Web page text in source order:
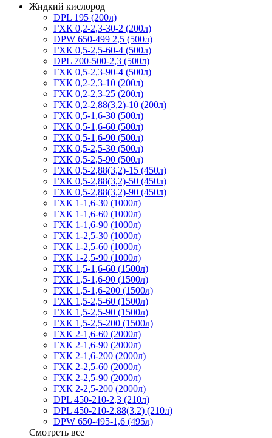
Жидкий кислород
DPL 195 (200л)
ГХК 0,2-2,3-30-2 (200л)
DPW 650-499 2,5 (500л)
ГХК 0,5-2,5-60-4 (500л)
DPL 700-500-2,3 (500л)
ГХК 0,5-2,3-90-4 (500л)
ГХК 0,2-2,3-10 (200л)
ГХК 0,2-2,3-25 (200л)
ГХК 0,2-2,88(3,2)-10 (200л)
ГХК 0,5-1,6-30 (500л)
ГХК 0,5-1,6-60 (500л)
ГХК 0,5-1,6-90 (500л)
ГХК 0,5-2,5-30 (500л)
ГХК 0,5-2,5-90 (500л)
ГХК 0,5-2,88(3,2)-15 (450л)
ГХК 0,5-2,88(3,2)-50 (450л)
ГХК 0,5-2,88(3,2)-90 (450л)
ГХК 1-1,6-30 (1000л)
ГХК 1-1,6-60 (1000л)
ГХК 1-1,6-90 (1000л)
ГХК 1-2,5-30 (1000л)
ГХК 1-2,5-60 (1000л)
ГХК 1-2,5-90 (1000л)
ГХК 1,5-1,6-60 (1500л)
ГХК 1,5-1,6-90 (1500л)
ГХК 1,5-1,6-200 (1500л)
ГХК 1,5-2,5-60 (1500л)
ГХК 1,5-2,5-90 (1500л)
ГХК 1,5-2,5-200 (1500л)
ГХК 2-1,6-60 (2000л)
ГХК 2-1,6-90 (2000л)
ГХК 2-1,6-200 (2000л)
ГХК 2-2,5-60 (2000л)
ГХК 2-2,5-90 (2000л)
ГХК 2-2,5-200 (2000л)
DPL 450-210-2,3 (210л)
DPL 450-210-2.88(3.2) (210л)
DPW 650-495-1,6 (495л)
Смотреть все